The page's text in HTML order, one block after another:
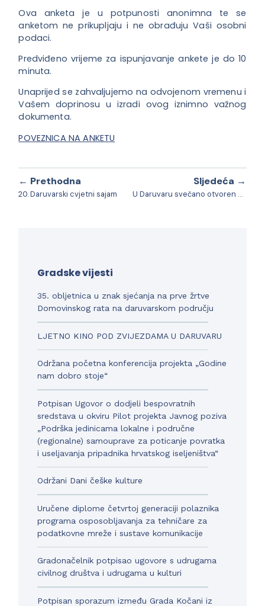
Ova anketa je u potpunosti anonimna te se
anketom ne prikupljaju i ne obrađuju Vaši osobni
podaci.
Predviđeno vrijeme za ispunjavanje ankete je do 10
minuta.
Unaprijed se zahvaljujemo na odvojenom vremenu i
Vašem doprinosu u izradi ovog iznimno važnog
dokumenta.
POVEZNICA NA ANKETU
← Prethodna
20. Daruvarski cvjetni sajam
Sljedeća →
U Daruvaru svečano otvoren dograđeni dio Češkog dječjeg vrtića Ferde Mravenca
Gradske vijesti
35. obljetnica u znak sjećanja na prve žrtve
Domovinskog rata na daruvarskom području
LJETNO KINO POD ZVIJEZDAMA U DARUVARU
Održana početna konferencija projekta „Godine
nam dobro stoje“
Potpisan Ugovor o dodjeli bespovratnih
sredstava u okviru Pilot projekta Javnog poziva
„Podrška jedinicama lokalne i područne
(regionalne) samouprave za poticanje povratka
i useljavanja pripadnika hrvatskog iseljeništva“
Održani Dani češke kulture
Uručene diplome četvrtoj generaciji polaznika
programa osposobljavanja za tehničare za
podatkovne mreže i sustave komunikacije
Gradonačelnik potpisao ugovore s udrugama
civilnog društva i udrugama u kulturi
Potpisan sporazum između Grada Kočani iz